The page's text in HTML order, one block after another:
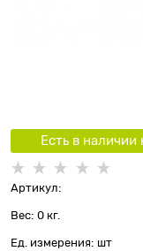
Есть в наличии
Артикул:
Вес: 0 кг.
Ед. измерения: шт